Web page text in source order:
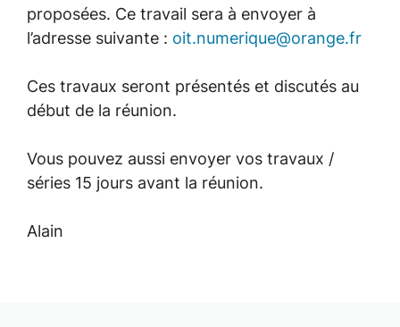
proposées. Ce travail sera à envoyer à
l’adresse suivante : oit.numerique@orange.fr
Ces travaux seront présentés et discutés au
début de la réunion.
Vous pouvez aussi envoyer vos travaux /
séries 15 jours avant la réunion.
Alain